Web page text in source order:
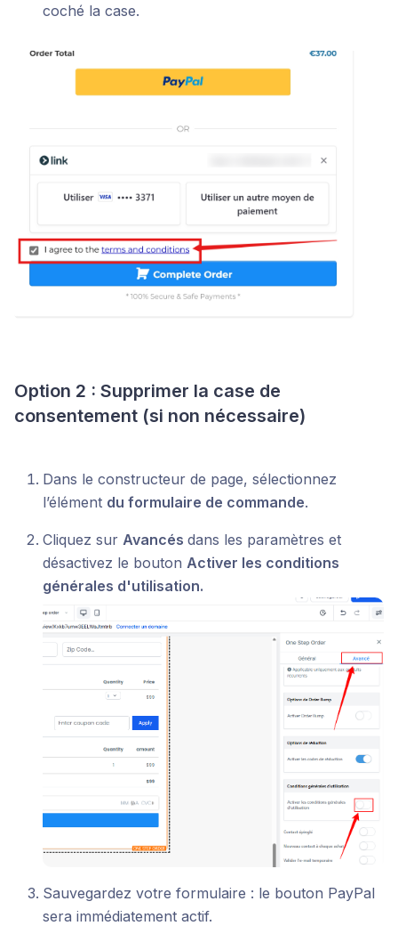
coché la case.
Option 2 : Supprimer la case de
consentement (si non nécessaire)
Dans le constructeur de page, sélectionnez
l’élément du formulaire de commande.
Cliquez sur Avancés dans les paramètres et
désactivez le bouton Activer les conditions
générales d'utilisation.
Sauvegardez votre formulaire : le bouton PayPal
sera immédiatement actif.